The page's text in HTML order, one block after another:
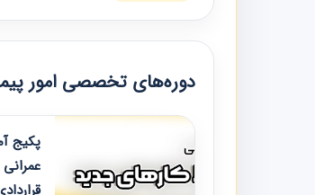
دوره‌های تخصصی امور
پکیج